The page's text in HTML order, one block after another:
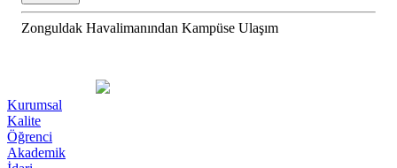
Zonguldak Havalimanından Kampüse Ulaşım
Kurumsal
Kalite
Öğrenci
Akademik